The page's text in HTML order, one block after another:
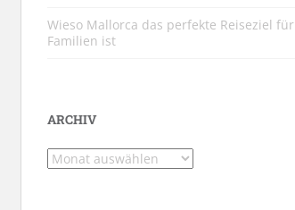
Wieso Mallorca das perfekte Reiseziel für
Familien ist
ARCHIV
Archiv